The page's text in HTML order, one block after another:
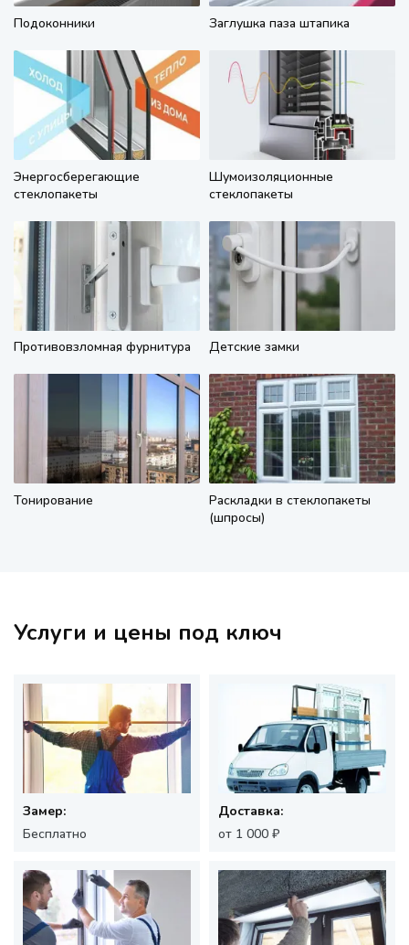
Подоконники Заглушка паза штапика
Энергосберегающие
стеклопакеты
Шумоизоляционные
стеклопакеты
Противовзломная фурнитура Детские замки
Тонирование
Раскладки в стеклопакеты
(шпросы)
Услуги и цены под ключ
Замер:
Бесплатно
Доставка:
от 1 000 ₽